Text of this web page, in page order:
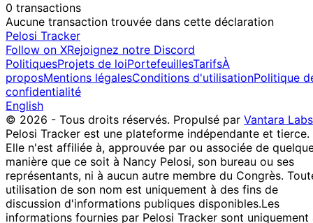
0 transactions
Aucune transaction trouvée dans cette déclaration
Pelosi Tracker
Follow on XRejoignez notre Discord
PolitiquesProjets de loiPortefeuillesTarifsÀ
proposMentions légalesConditions d'utilisationPolitique
confidentialité
English
© 2026 - Tous droits réservés. Propulsé par Vantara Labs
Pelosi Tracker est une plateforme indépendante et tierce.
Elle n'est affiliée à, approuvée par ou associée de
manière que ce soit à Nancy Pelosi, son bureau ou ses
représentants, ni à aucun autre membre du Congrès.
utilisation de son nom est uniquement à des fins de
discussion d'informations publiques disponibles.Les
informations fournies par Pelosi Tracker sont uniquement